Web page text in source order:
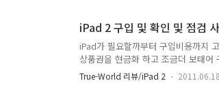
고. => 답은 충격적이었다. "다 후질
iPad 2 구입 및 확인 및 점검
iPad가 필요할까부터 구입비용까지
상품권을 현금화 하고 조금더 보태
서 살 것인가? 어떤 모델을 살것인지
되는것 같다. 우선 리셀러(A#, 전자
True-World 리뷰/iPad 2 2011.06.18